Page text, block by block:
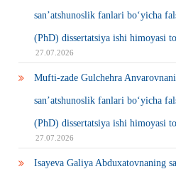
san’atshunoslik fanlari bo‘yicha
(PhD) dissertatsiya ishi himoyasi
27.07.2026
Mufti-zade Gulchehra
san’atshunoslik fanlari bo‘yicha
(PhD) dissertatsiya ishi himoyasi
27.07.2026
Isayeva Galiya Abduxatovnaning